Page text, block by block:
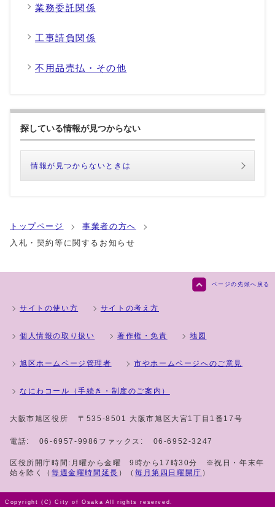
業務委託関係
工事請負関係
不用品売払・その他
探している情報が見つからない
情報が見つからないときは
トップページ
事業者の方へ
入札・契約等に関するお知らせ
ページの先頭へ戻る
サイトの使い方 サイトの考え方
個人情報の取り扱い 著作権・免責 地図
旭区ホームページ管理者 市やホームページへのご意見
なにわコール（手続き・制度のご案内）
大阪市旭区役所 〒535-8501 大阪市旭区大宮1丁目1番17号
電話: 06-6957-9986 ファックス: 06-6952-3247
区役所開庁時間:月曜から金曜 9時から17時30分 ※祝日・年末年
始を除く（ 毎週金曜時間延長 ）（毎月第四日曜開庁 ）
Copyright (C) City of Osaka All rights reserved.